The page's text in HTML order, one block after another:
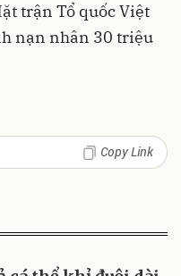
trận Tổ quốc Việt
nạn nhân 30 triệu
Copy Link